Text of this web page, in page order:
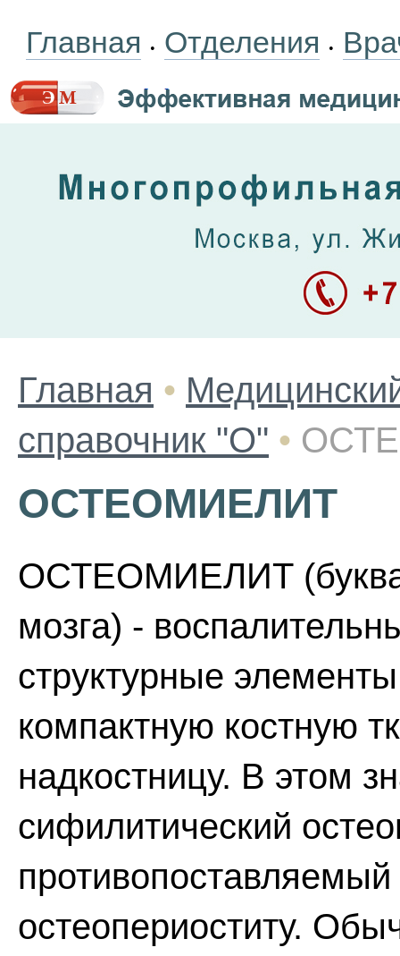
Главная • Отделения •
Главная •
справочник "О" •
ОСТЕОМИЕЛИТ
ОСТЕОМИЕЛИТ
мозга) -
структурные
компактную костную
надкостницу. В этом
сифилитический
остеопериоститу.